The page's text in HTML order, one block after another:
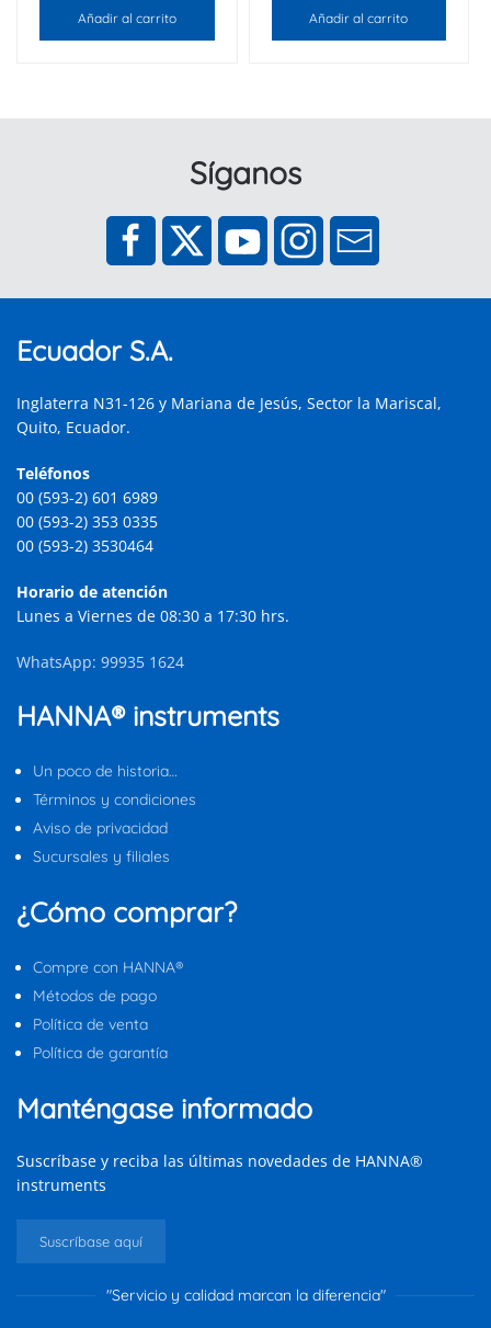
Añadir al carrito Añadir al carrito
Síganos
Ecuador S.A.
Inglaterra N31-126 y Mariana de Jesús, Sector la Mariscal,
Quito, Ecuador.
Teléfonos
00 (593-2) 601 6989
00 (593-2) 353 0335
00 (593-2) 3530464
Horario de atención
Lunes a Viernes de 08:30 a 17:30 hrs.
WhatsApp: 99935 1624
HANNA® instruments
Un poco de historia…
Términos y condiciones
Aviso de privacidad
Sucursales y filiales
¿Cómo comprar?
Compre con HANNA®
Métodos de pago
Política de venta
Política de garantía
Manténgase informado
Suscríbase y reciba las últimas novedades de HANNA®
instruments
Suscríbase aquí
"Servicio y calidad marcan la diferencia"